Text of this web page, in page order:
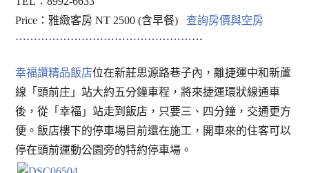
Price：雅緻客房 NT 2500 (含早餐) 查詢房價與空房
⋯⋯⋯⋯⋯⋯⋯⋯⋯⋯⋯⋯⋯⋯⋯⋯⋯
幸福讚精品飯店位在新莊思源路巷子內，離捷運中和新蘆
線「頭前庄」站大約五分鐘車程，將來捷運環狀線通車
後，從「幸福」站走到飯店，只要三、四分鐘，交通更方
便。飯店樓下的停車場目前還在施工，開車來的住客可以
停在頭前運動公園旁的特約停車場。